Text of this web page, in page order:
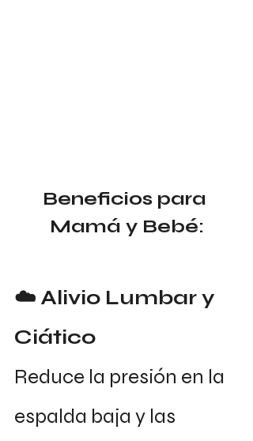
Beneficios para
Mamá y Bebé:
☁️ Alivio Lumbar y
Ciático
Reduce la presión en la
espalda baja y las